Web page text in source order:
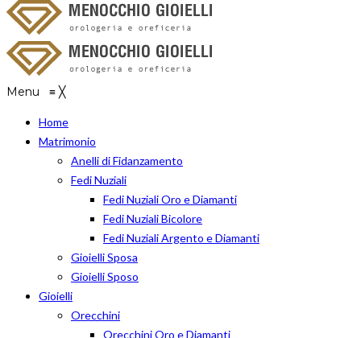
Menu ≡ ╳
Home
Matrimonio
Anelli di Fidanzamento
Fedi Nuziali
Fedi Nuziali Oro e Diamanti
Fedi Nuziali Bicolore
Fedi Nuziali Argento e Diamanti
Gioielli Sposa
Gioielli Sposo
Gioielli
Orecchini
Orecchini Oro e Diamanti